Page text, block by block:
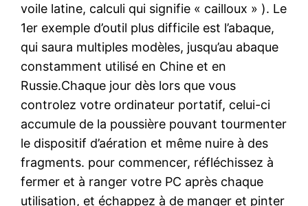
voile latine, calculi qui signifie « cailloux » ). Le
1er exemple d’outil plus difficile est l’abaque,
qui saura multiples modèles, jusqu’au abaque
constamment utilisé en Chine et en
Russie.Chaque jour dès lors que vous
controlez votre ordinateur portatif, celui-ci
accumule de la poussière pouvant tourmenter
le dispositif d’aération et même nuire à des
fragments. pour commencer, réfléchissez à
fermer et à ranger votre PC après chaque
utilisation, et échappez à de manger et pinter